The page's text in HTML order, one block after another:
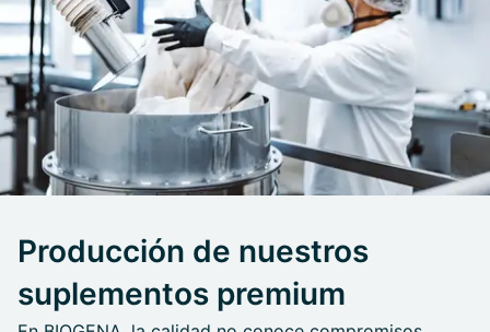
Producción de nuestros
suplementos premium